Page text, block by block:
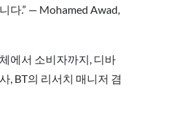
다.” — Mohamed Awad,
에서 소비자까지, 디바
, BT의 리서치 매니저 겸